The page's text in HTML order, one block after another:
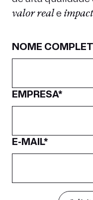
valor reale
NOME
EMPRESA*
E-MAIL*